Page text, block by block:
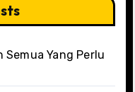
Semua Yang Perlu